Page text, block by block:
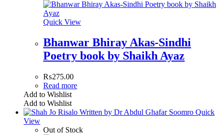
Quick View
Bhanwar Bhiray Akas-Sindhi
Poetry book by Shaikh Ayaz
₨275.00
Read more
Add to Wishlist
Add to Wishlist
Quick
View
Out of Stock